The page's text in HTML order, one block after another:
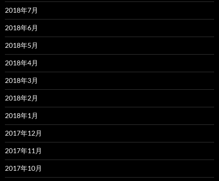
2018年7月
2018年6月
2018年5月
2018年4月
2018年3月
2018年2月
2018年1月
2017年12月
2017年11月
2017年10月